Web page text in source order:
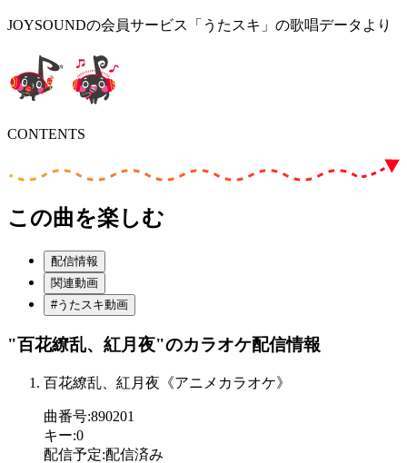
JOYSOUNDの会員サービス「うたスキ」の歌唱データより
CONTENTS
この曲を楽しむ
配信情報
関連動画
#うたスキ動画
"百花繚乱、紅月夜"のカラオケ配信情報
百花繚乱、紅月夜《アニメカラオケ》
曲番号:890201
キー:0
配信予定:配信済み